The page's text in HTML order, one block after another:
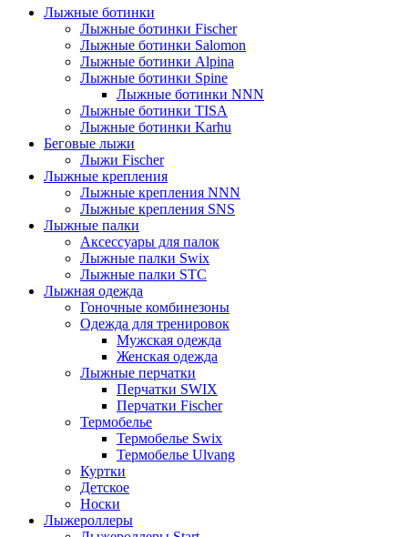
Лыжные ботинки
Лыжные ботинки Fischer
Лыжные ботинки Salomon
Лыжные ботинки Alpina
Лыжные ботинки Spine
Лыжные ботинки NNN
Лыжные ботинки TISA
Лыжные ботинки Karhu
Беговые лыжи
Лыжи Fischer
Лыжные крепления
Лыжные крепления NNN
Лыжные крепления SNS
Лыжные палки
Аксессуары для палок
Лыжные палки Swix
Лыжные палки STC
Лыжная одежда
Гоночные комбинезоны
Одежда для тренировок
Мужская одежда
Женская одежда
Лыжные перчатки
Перчатки SWIX
Перчатки Fischer
Термобелье
Термобелье Swix
Термобелье Ulvang
Куртки
Детское
Носки
Лыжероллеры